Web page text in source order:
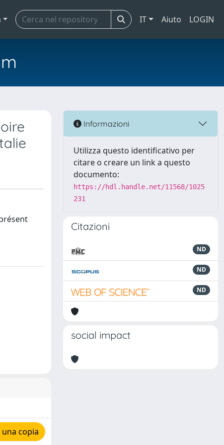
IT Aiuto LOGIN
una copia
Informazioni
Utilizza questo identificativo per
citare o creare un link a questo
documento:
https://hdl.handle.net/11568/1025
231
Citazioni
ND
ND
ND
social impact